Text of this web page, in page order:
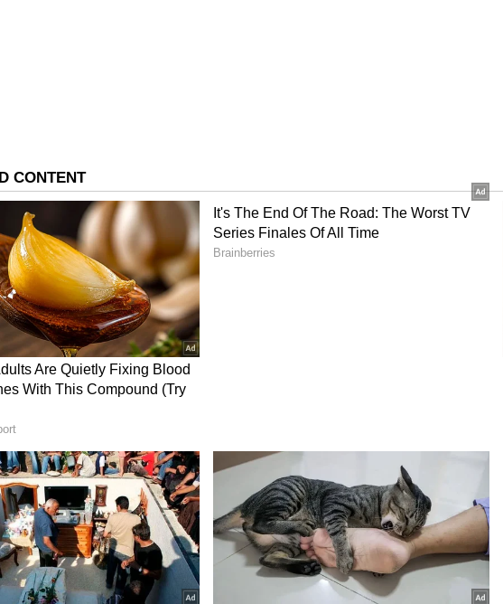
జర్నలిజంలో ఉన్నారు. 2019లో ఈటీవీతో కెరీర్ ప్రారంభించారు. తర్వాత పలు తెలుగు
గా పనిచేశారు. ప్రస్తుతం ఏసియా నెట్ లో మల్టీమీడియా జర్నలిస్టుగా చేస్తున్నారు. ఈమె
తెలుగు రాష్ట్రాలకు సంబదించిన వార్తలు, విశ్లేషణలు చేయగలరు.